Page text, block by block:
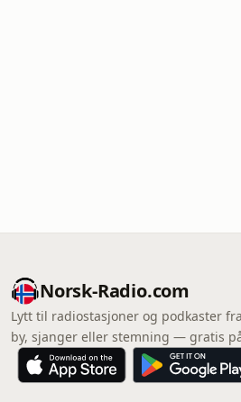
Norsk-Radio.com
Lytt til radiostasjoner og podkaster
by, sjanger eller stemning — gratis